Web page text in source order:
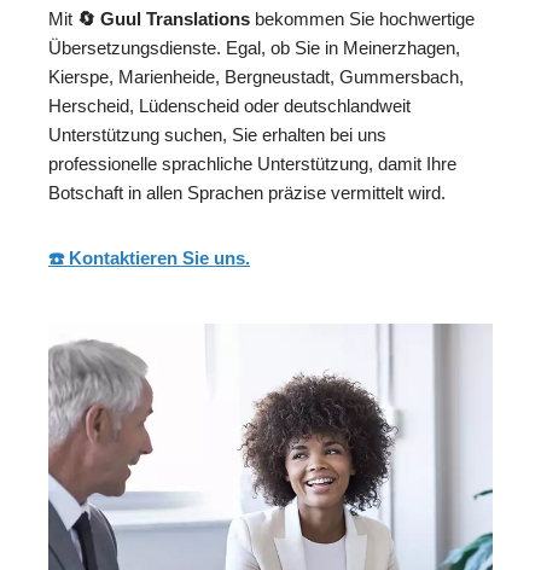
Mit 🔄 Guul Translations bekommen Sie hochwertige
Übersetzungsdienste. Egal, ob Sie in Meinerzhagen,
Kierspe, Marienheide, Bergneustadt, Gummersbach,
Herscheid, Lüdenscheid oder deutschlandweit
Unterstützung suchen, Sie erhalten bei uns
professionelle sprachliche Unterstützung, damit Ihre
Botschaft in allen Sprachen präzise vermittelt wird.
☎️ Kontaktieren Sie uns.